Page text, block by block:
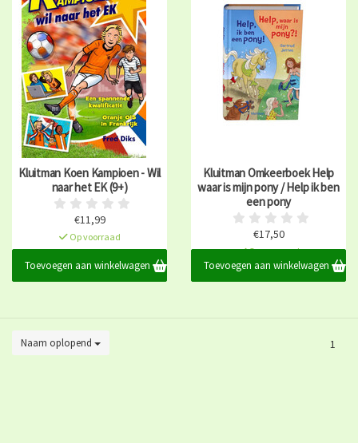
Kluitman Koen Kampioen - Wil
naar het EK (9+)
€11,99
Op voorraad
Toevoegen aan winkelwagen
Kluitman Omkeerboek Help
waar is mijn pony / Help ik ben
een pony
€17,50
Op voorraad
Toevoegen aan winkelwagen
Naam oplopend 1